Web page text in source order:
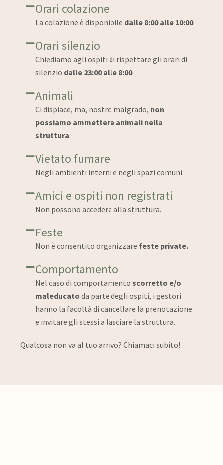
Orari colazione
La colazione è disponibile dalle 8:00 alle 10:00.
Orari silenzio
Chiediamo agli ospiti di rispettare gli orari di
silenzio dalle 23:00 alle 8:00.
Animali
Ci dispiace, ma, nostro malgrado, non
possiamo ammettere animali nella
struttura.
Vietato fumare
Negli ambienti interni e negli spazi comuni.
Amici e ospiti non registrati
Non possono accedere alla struttura.
Feste
Non è consentito organizzare feste private.
Comportamento
Nel caso di comportamentoscorretto e/o
maleducato da parte degli ospiti, i gestori
hanno la facoltà di cancellare la prenotazione
e invitare gli stessi a lasciare la struttura.
Qualcosa non va al tuo arrivo? Chiamaci subito!